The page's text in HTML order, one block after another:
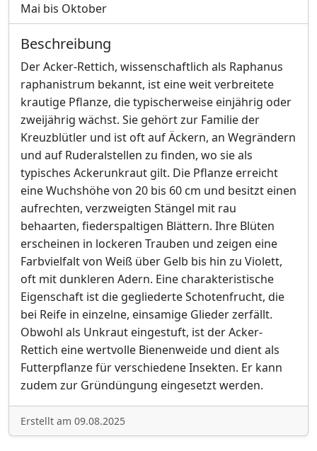
Mai bis Oktober
Beschreibung
Der Acker-Rettich, wissenschaftlich als Raphanus
raphanistrum bekannt, ist eine weit verbreitete
krautige Pflanze, die typischerweise einjährig oder
zweijährig wächst. Sie gehört zur Familie der
Kreuzblütler und ist oft auf Äckern, an Wegrändern
und auf Ruderalstellen zu finden, wo sie als
typisches Ackerunkraut gilt. Die Pflanze erreicht
eine Wuchshöhe von 20 bis 60 cm und besitzt einen
aufrechten, verzweigten Stängel mit rau
behaarten, fiederspaltigen Blättern. Ihre Blüten
erscheinen in lockeren Trauben und zeigen eine
Farbvielfalt von Weiß über Gelb bis hin zu Violett,
oft mit dunkleren Adern. Eine charakteristische
Eigenschaft ist die gegliederte Schotenfrucht, die
bei Reife in einzelne, einsamige Glieder zerfällt.
Obwohl als Unkraut eingestuft, ist der Acker-
Rettich eine wertvolle Bienenweide und dient als
Futterpflanze für verschiedene Insekten. Er kann
zudem zur Gründüngung eingesetzt werden.
Erstellt am 09.08.2025